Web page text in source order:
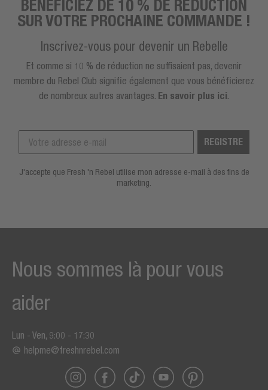
BÉNÉFICIEZ DE 10 % DE RÉDUCTION
SUR VOTRE PROCHAINE COMMANDE !
Inscrivez-vous pour devenir un Rebelle
Et comme si 10 % de réduction ne suffisaient pas, devenir
membre du Rebel Club signifie également que vous bénéficierez
de nombreux autres avantages. En savoir plus ici.
REGISTRE
J'accepte que Fresh 'n Rebel utilise mon adresse e-mail à des fins de
marketing.
Nous sommes là pour vous
aider
Lun - Ven, 9:00 - 17:30
helpme@freshnrebel.com